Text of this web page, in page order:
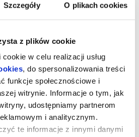
Szczegóły O plikach cookies
z plików cookie
w celu realizacji usług
, do spersonalizowania treści
funkcje społecznościowe i
witrynie. Informacje o tym, jak
udostępniamy partnerom
i analitycznym.
te informacje z innymi danymi